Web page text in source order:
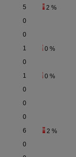
5 2 %
0
0
1 0 %
0
1 0 %
0
0
0
6 2 %
0